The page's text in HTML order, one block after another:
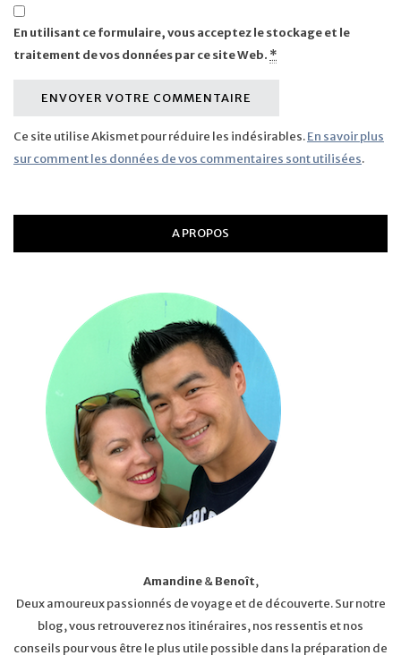
En utilisant ce formulaire, vous acceptez le stockage et le
traitement de vos données par ce site Web. *
Ce site utilise Akismet pour réduire les indésirables.En savoir plus
sur comment les données de vos commentaires sont utilisées.
A PROPOS
Amandine&Benoît,
Deux amoureux passionnés de voyage et de découverte. Sur notre
blog, vous retrouverez nos itinéraires, nos ressentis et nos
conseils pour vous être le plus utile possible dans la préparation de